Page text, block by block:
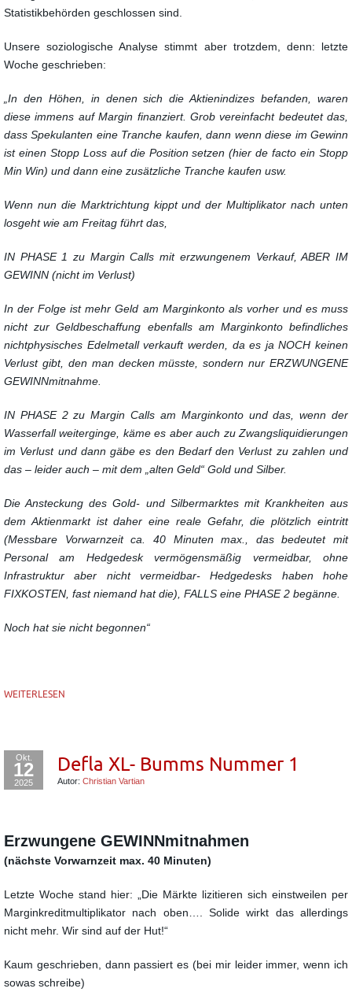
Statistikbehörden geschlossen sind.
Unsere soziologische Analyse stimmt aber trotzdem, denn: letzte
Woche geschrieben:
„In den Höhen, in denen sich die Aktienindizes befanden, waren
diese immens auf Margin finanziert. Grob vereinfacht bedeutet das,
dass Spekulanten eine Tranche kaufen, dann wenn diese im Gewinn
ist einen Stopp Loss auf die Position setzen (hier de facto ein Stopp
Min Win) und dann eine zusätzliche Tranche kaufen usw.
Wenn nun die Marktrichtung kippt und der Multiplikator nach unten
losgeht wie am Freitag führt das,
IN PHASE 1 zu Margin Calls mit erzwungenem Verkauf, ABER IM
GEWINN (nicht im Verlust)
In der Folge ist mehr Geld am Marginkonto als vorher und es muss
nicht zur Geldbeschaffung ebenfalls am Marginkonto befindliches
nichtphysisches Edelmetall verkauft werden, da es ja NOCH keinen
Verlust gibt, den man decken müsste, sondern nur ERZWUNGENE
GEWINNmitnahme.
IN PHASE 2 zu Margin Calls am Marginkonto und das, wenn der
Wasserfall weiterginge, käme es aber auch zu Zwangsliquidierungen
im Verlust und dann gäbe es den Bedarf den Verlust zu zahlen und
das – leider auch – mit dem „alten Geld“ Gold und Silber.
Die Ansteckung des Gold- und Silbermarktes mit Krankheiten aus
dem Aktienmarkt ist daher eine reale Gefahr, die plötzlich eintritt
(Messbare Vorwarnzeit ca. 40 Minuten max., das bedeutet mit
Personal am Hedgedesk vermögensmäßig vermeidbar, ohne
Infrastruktur aber nicht vermeidbar-Hedgedesks haben hohe
FIXKOSTEN, fast niemand hat die), FALLS eine PHASE 2 begänne.
Noch hat sie nicht begonnen“
WEITERLESEN
Okt.
12
2025
Defla XL- Bumms Nummer 1
Autor: Christian Vartian
Erzwungene GEWINNmitnahmen
(nächste Vorwarnzeit max. 40 Minuten)
Letzte Woche stand hier: „Die Märkte lizitieren sich einstweilen per
Marginkreditmultiplikator nach oben…. Solide wirkt das allerdings
nicht mehr. Wir sind auf der Hut!“
Kaum geschrieben, dann passiert es (bei mir leider immer, wenn ich
sowas schreibe)